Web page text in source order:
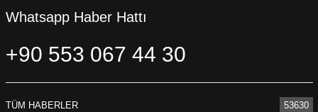
Whatsapp Haber Hattı
+90 553 067 44 30
TÜM HABERLER 53630